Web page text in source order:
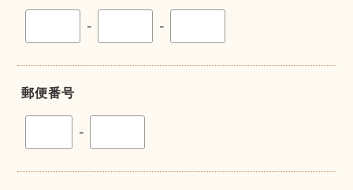
- -
郵便番号
-